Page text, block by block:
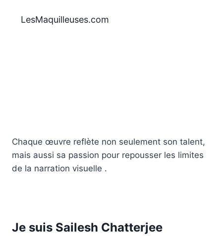
LesMaquilleuses.com
Chaque œuvre reflète non seulement son talent,
mais aussi sa passion pour repousser les limites
de la narration visuelle .
Je suis Sailesh Chatterjee